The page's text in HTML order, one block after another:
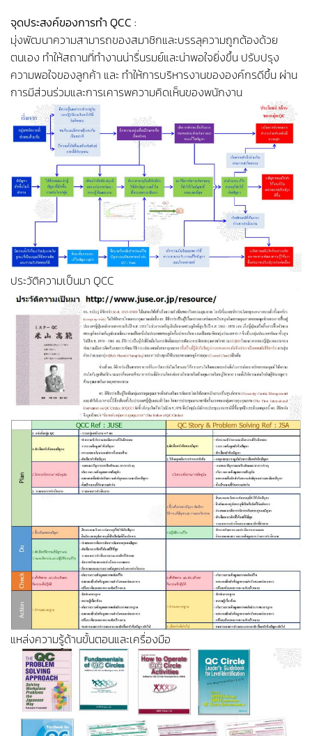
จุดประสงค์ของการทำ QCC :
มุ่งพัฒนาความสามารถของสมาชิกและบรรลุความถูกต้องด้วย
ตนเอง ทำให้สถานที่ทำงานน่ารื่นรมย์และน่าพอใจยิ่งขึ้น ปรับปรุง
ความพอใจของลูกค้า และ ทำให้การบริหารงานขององค์กรดีขึ้น ผ่าน
การมีส่วนร่วมและการเคารพความคิดเห็นของพนักงาน
ประวัติความเป็นมา QCC
แหล่งความรู้ด้านขั้นตอนและเครื่องมือ